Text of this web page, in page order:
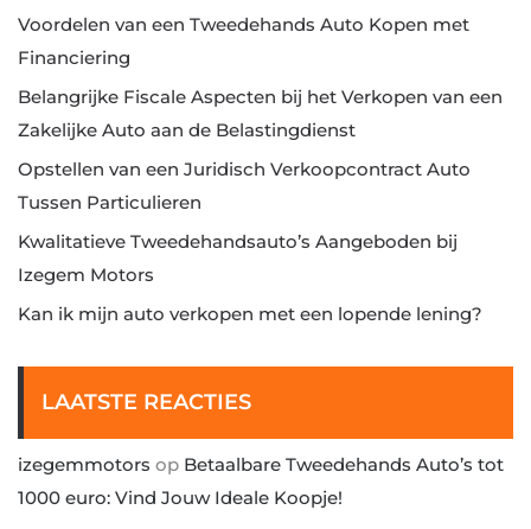
Voordelen van een Tweedehands Auto Kopen met
Financiering
Belangrijke Fiscale Aspecten bij het Verkopen van een
Zakelijke Auto aan de Belastingdienst
Opstellen van een Juridisch Verkoopcontract Auto
Tussen Particulieren
Kwalitatieve Tweedehandsauto’s Aangeboden bij
Izegem Motors
Kan ik mijn auto verkopen met een lopende lening?
LAATSTE REACTIES
izegemmotors op Betaalbare Tweedehands Auto’s tot
1000 euro: Vind Jouw Ideale Koopje!